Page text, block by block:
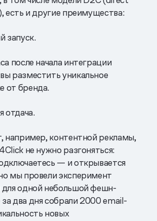
есть и другие преимущества:
запуск.
после начала интеграции
разместить уникальное
от бренда.
отдача.
например, контентной рекламы,
не нужно разгоняться:
— и открывается
мы провели эксперимент
для одной небольшой фешн-
два дня собрали 2000 email-
новых